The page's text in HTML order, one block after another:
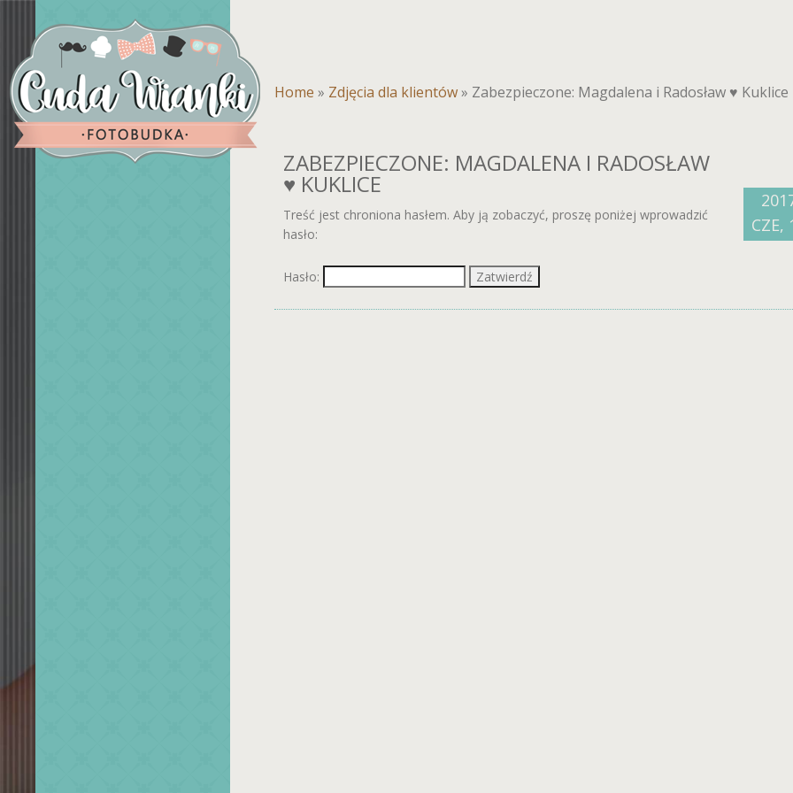
Home » Zdjęcia dla klientów» Zabezpieczone: Magdalena i Radosław ♥ Kuklice
ZABEZPIECZONE: MAGDALENA I RADOSŁAW
♥ KUKLICE
Treść jest chroniona hasłem. Aby ją zobaczyć, proszę poniżej wprowadzić
hasło:
Hasło:
CZE,